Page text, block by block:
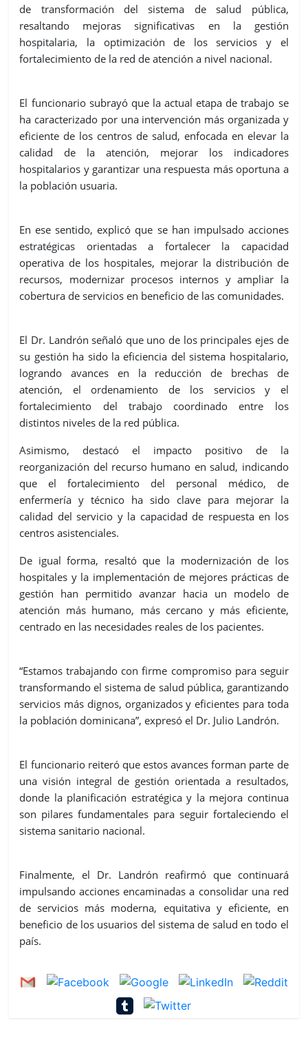
de transformación del sistema de salud pública,
resaltando mejoras significativas en la gestión
hospitalaria, la optimización de los servicios y el
fortalecimiento de la red de atención a nivel nacional.
El funcionario subrayó que la actual etapa de trabajo se
ha caracterizado por una intervención más organizada y
eficiente de los centros de salud, enfocada en elevar la
calidad de la atención, mejorar los indicadores
hospitalarios y garantizar una respuesta más oportuna a
la población usuaria.
En ese sentido, explicó que se han impulsado acciones
estratégicas orientadas a fortalecer la capacidad
operativa de los hospitales, mejorar la distribución de
recursos, modernizar procesos internos y ampliar la
cobertura de servicios en beneficio de las comunidades.
El Dr. Landrón señaló que uno de los principales ejes de
su gestión ha sido la eficiencia del sistema hospitalario,
logrando avances en la reducción de brechas de
atención, el ordenamiento de los servicios y el
fortalecimiento del trabajo coordinado entre los
distintos niveles de la red pública.
Asimismo, destacó el impacto positivo de la
reorganización del recurso humano en salud, indicando
que el fortalecimiento del personal médico, de
enfermería y técnico ha sido clave para mejorar la
calidad del servicio y la capacidad de respuesta en los
centros asistenciales.
De igual forma, resaltó que la modernización de los
hospitales y la implementación de mejores prácticas de
gestión han permitido avanzar hacia un modelo de
atención más humano, más cercano y más eficiente,
centrado en las necesidades reales de los pacientes.
“Estamos trabajando con firme compromiso para seguir
transformando el sistema de salud pública, garantizando
servicios más dignos, organizados y eficientes para toda
la población dominicana”, expresó el Dr. Julio Landrón.
El funcionario reiteró que estos avances forman parte de
una visión integral de gestión orientada a resultados,
donde la planificación estratégica y la mejora continua
son pilares fundamentales para seguir fortaleciendo el
sistema sanitario nacional.
Finalmente, el Dr. Landrón reafirmó que continuará
impulsando acciones encaminadas a consolidar una red
de servicios más moderna, equitativa y eficiente, en
beneficio de los usuarios del sistema de salud en todo el
país.